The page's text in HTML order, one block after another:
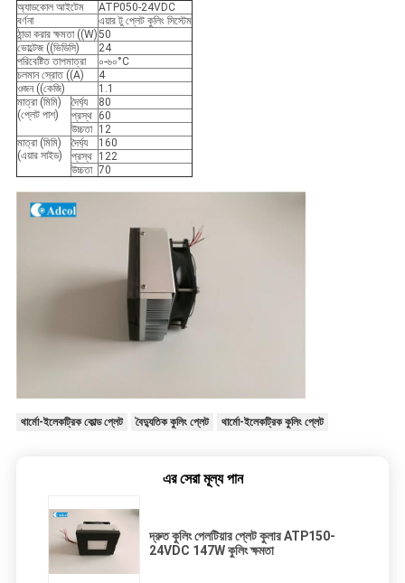
অ্যাডকোল আইটেম
ATP050-24VDC
বর্ণনা
এয়ার টু প্লেট কুলিং সিস্টেম
ঠান্ডা করার ক্ষমতা ((W)50
ভোল্টেজ ((ভিডিসি)
24
পরিবেষ্টিত তাপমাত্রা
০-৬০°C
চলমান স্রোত ((A)
4
ওজন ((কেজি)
1.1
মাত্রা (মিমি)
(প্লেট পাশ)
দৈর্ঘ্য
80
প্রস্থ 60
উচ্চতা 12
মাত্রা (মিমি)
(এয়ার সাইড)
দৈর্ঘ্য
160
প্রস্থ 122
উচ্চতা 70
থার্মো-ইলেকট্রিক কোল্ড প্লেট বৈদ্যুতিক কুলিং প্লেট থার্মো-ইলেকট্রিক কুলিং প্লেট
এর সেরা মূল্য পান
দ্রুত কুলিং পেলটিয়ার প্লেট কুলার ATP150-
24VDC 147W কুলিং ক্ষমতা